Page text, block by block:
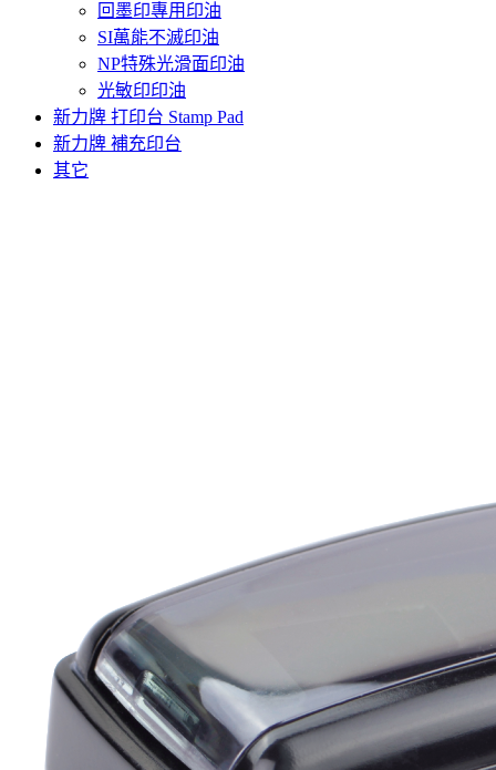
回墨印專用印油
SI萬能不滅印油
NP特殊光滑面印油
光敏印印油
新力牌 打印台 Stamp Pad
新力牌 補充印台
其它